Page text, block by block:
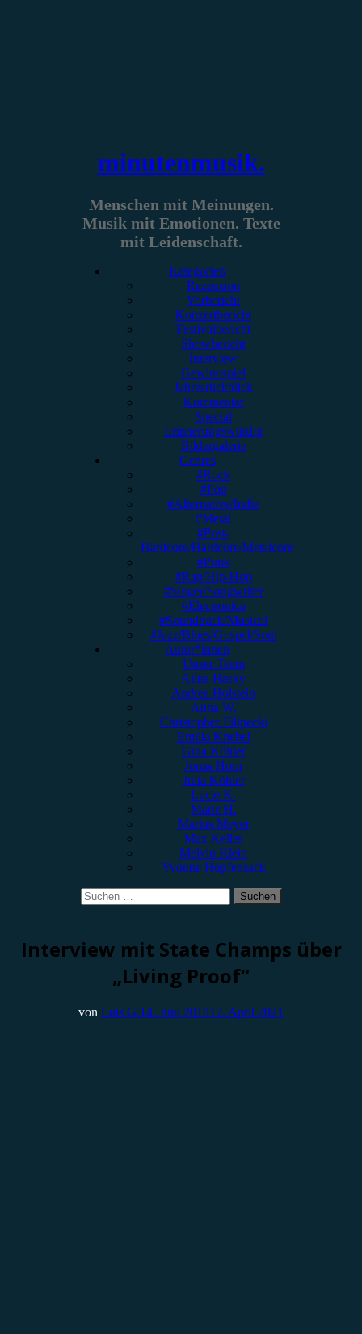
minutenmusik.
Menschen mit Meinungen.
Musik mit Emotionen. Texte
mit Leidenschaft.
Kategorien
Rezension
Vorbericht
Konzertbericht
Festivalbericht
Showbericht
Interview
Gewinnspiel
Jahresrückblick
Kommentar
Special
Erinnerungswürdig
Bildergalerie
Genres
#Rock
#Pop
#Alternative/Indie
#Metal
#Post-
Hardcore/Hardcore/Metalcore
#Punk
#Rap/Hip-Hop
#Singer/Songwriter
#Electronica
#Soundtrack/Musical
#Jazz/Blues/Gospel/Soul
Autor*innen
Unser Team
Alina Hasky
Andrea Holstein
Anna W.
Christopher Filipecki
Emilia Knebel
Gina Köhler
Jonas Horn
Julia Köhler
Lucie K.
Marie H.
Marius Meyer
Max Keller
Melvin Klein
Yvonne Hopfensack
Suchen
nach:
Interview mit State Champs über
„Living Proof“
von Luis G.14. Juni 201817. April 2021